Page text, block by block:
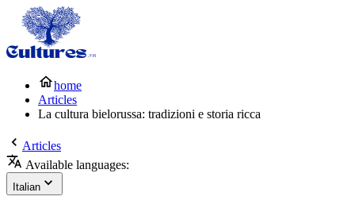
home
Articles
La cultura bielorussa: tradizioni e storia ricca
Articles
Available languages:
Italian